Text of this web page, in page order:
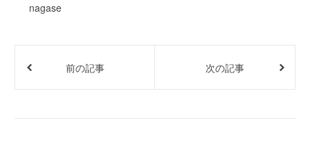
nagase
前の記事 次の記事